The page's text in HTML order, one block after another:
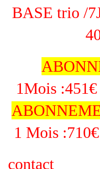
BASE trio /
1Mois
1 Mois
contact